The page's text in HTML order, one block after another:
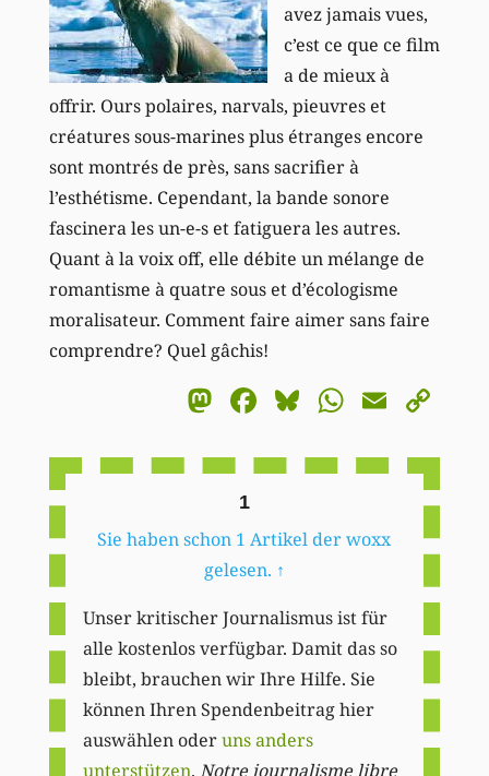
avez jamais vues,
c’est ce que ce film
a de mieux à
offrir. Ours polaires, narvals, pieuvres et
créatures sous-marines plus étranges encore
sont montrés de près, sans sacrifier à
l’esthétisme. Cependant, la bande sonore
fascinera les un-e-s et fatiguera les autres.
Quant à la voix off, elle débite un mélange de
romantisme à quatre sous et d’écologisme
moralisateur. Comment faire aimer sans faire
comprendre? Quel gâchis!
Mastodon
Facebook
BlueskyEmail
1
Sie haben schon 1 Artikel der woxx
gelesen. ↑
Unser kritischer Journalismus ist für
alle kostenlos verfügbar. Damit das so
bleibt, brauchen wir Ihre Hilfe. Sie
können Ihren Spendenbeitrag hier
auswählen oderuns anders
unterstützen. Notre journalisme libre